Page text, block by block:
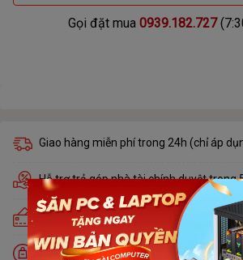
Gọi đặt mua 0939.182.727
Giao hàng miễn phí trong 24h (chỉ áp
Hỗ trợ trả góp nhà tài chính duyệt trong
Trả góp lãi suất 0% qua thẻ tín dụng
Đổi trả miễn phí trong 30 ngày